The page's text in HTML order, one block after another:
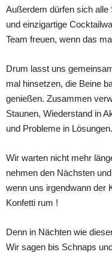
Außerdem dürfen sich
und einzigartige
Team freuen, wenn das
Drum lasst uns
mal hinsetzen, die Beine
genießen. Zusammen
Staunen, Wiederstand in
und Probleme in Lösungen.
Wir warten nicht mehr
nehmen den Nächsten
wenn uns irgendwann der
Konfetti rum !
Denn in Nächten wie
Wir sagen bis Schnaps